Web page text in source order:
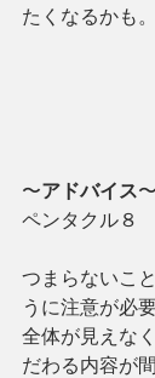
たくなるかも。
〜アドバイス〜
ペンタクル８
つまらないこ
うに注意が必
全体が見えな
だわる内容が